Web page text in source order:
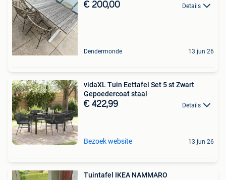
€ 200,00 Details
Dendermonde 13 jun 26
vidaXL Tuin Eettafel Set 5 st Zwart
Gepoedercoat staal
€ 422,99 Details
Bezoek website 13 jun 26
Tuintafel IKEA NAMMARO